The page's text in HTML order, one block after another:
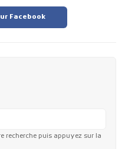
Facebook
recherche puis appuyez sur la